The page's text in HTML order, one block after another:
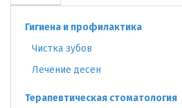
Гигиена и профилактика
Чистка зубов
Лечение десен
Терапевтическая стоматология